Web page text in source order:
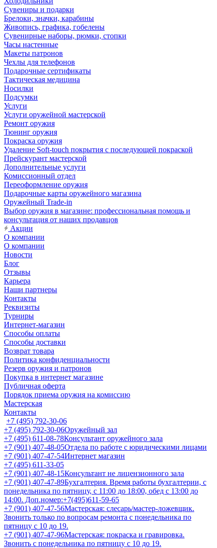
Сувениры и подарки
Брелоки, значки, карабины
Живопись, графика, гобелены
Сувенирные наборы, рюмки, стопки
Часы настенные
Макеты патронов
Чехлы для телефонов
Подарочные сертификаты
Тактическая медицина
Носилки
Подсумки
Услуги
Услуги оружейной мастерской
Ремонт оружия
Тюнинг оружия
Покраска оружия
Удаление Soft-touch покрытия с последующей покраской
Прейскурант мастерской
Дополнительные услуги
Комиссионный отдел
Переоформление оружия
Подарочные карты оружейного магазина
Оружейный Trade-in
Выбор оружия в магазине: профессиональная помощь и
консультация от наших продавцов
Акции
О компании
О компании
Новости
Блог
Отзывы
Карьера
Наши партнеры
Контакты
Реквизиты
Турниры
Интернет-магазин
Способы оплаты
Способы доставки
Возврат товара
Политика конфиденциальности
Резерв оружия и патронов
Покупка в интернет магазине
Публичная оферта
Порядок приема оружия на комиссию
Мастерская
Контакты
+7 (495) 792-30-06
+7 (495) 792-30-06Оружейный зал
+7 (495) 611-08-78Консультант оружейного зала
+7 (901) 407-48-05Отдела по работе с юридическими лицами
+7 (901) 407-47-54Интернет магазин
+7 (495) 611-33-05
+7 (901) 407-48-15Консультант не лицензионного зала
+7 (901) 407-47-89Бухгалтерия. Время работы бухгалтерии, с
понедельника по пятницу, с 11:00 до 18:00, обед с 13:00 до
14:00. Доп.номер:+7(495)611-59-65
+7 (901) 407-47-56Мастерская: слесарь/мастер-ложевщик.
Звонить только по вопросам ремонта с понедельника по
пятницу с 10 до 19.
+7 (901) 407-47-96Мастерская: покраска и гравировка.
Звонить с понедельника по пятницу с 10 до 19.